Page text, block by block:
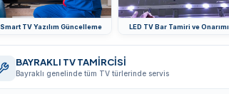
Smart TV Yazılım Güncelleme LED TV Bar Tamiri ve Onarımı
BAYRAKLI TV TAMİRCİSİ
Bayraklı genelinde tüm TV türlerinde servis